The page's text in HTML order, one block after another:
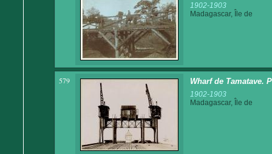
1902-1903
Madagascar, Île de
579 Wharf de Tamatave.
1902-1903
Madagascar, Île de